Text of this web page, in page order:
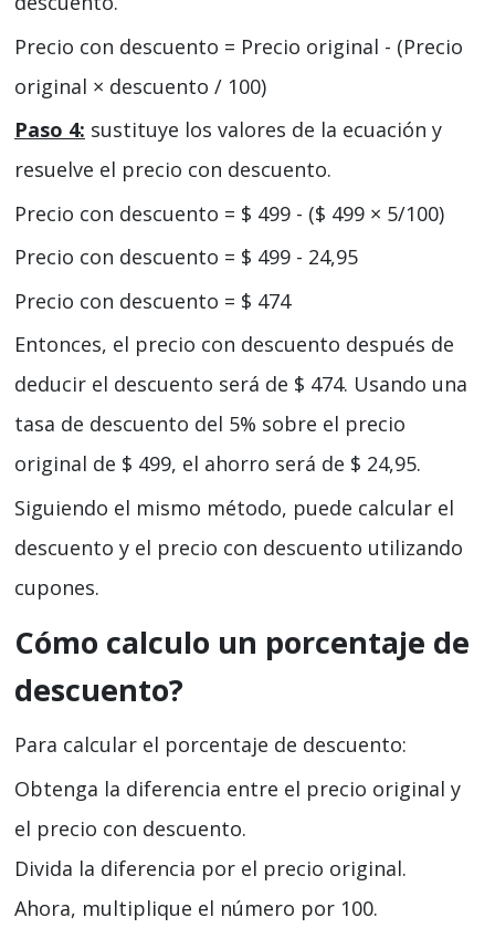
Precio con descuento = Precio original - (Precio
original × descuento / 100)
Paso 4: sustituye los valores de la ecuación y
resuelve el precio con descuento.
Precio con descuento = $ 499 - ($ 499 × 5/100)
Precio con descuento = $ 499 - 24,95
Precio con descuento = $ 474
Entonces, el precio con descuento después de
deducir el descuento será de $ 474. Usando una
tasa de descuento del 5% sobre el precio
original de $ 499, el ahorro será de $ 24,95.
Siguiendo el mismo método, puede calcular el
descuento y el precio con descuento utilizando
cupones.
Cómo calculo un porcentaje de
descuento?
Para calcular el porcentaje de descuento:
Obtenga la diferencia entre el precio original y
el precio con descuento.
Divida la diferencia por el precio original.
Ahora, multiplique el número por 100.